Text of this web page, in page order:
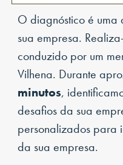
O diagnóstico é uma
sua empresa.
conduzido por um
Vilhena. Durante
minutos,
desafios da sua
personalizados para
da sua empresa.